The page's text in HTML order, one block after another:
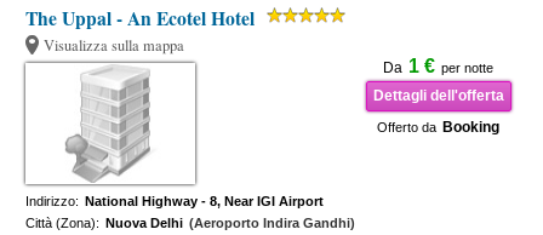
The Uppal - An Ecotel Hotel
Visualizza sulla mappa
Da 1 € per notte
Dettagli dell'offerta
Offerto da Booking
Indirizzo: National Highway - 8, Near IGI Airport
Città (Zona): Nuova Delhi (Aeroporto Indira Gandhi)